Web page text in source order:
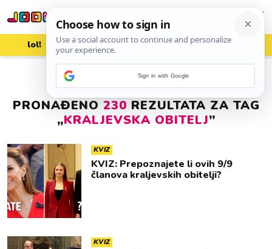
lol! aww vrh! woot?!
PRONAĐENO 230 REZULTATA ZA TAG
„KRALJEVSKA OBITELJ”
KVIZ
KVIZ: Prepoznajete li ovih 9/9
članova kraljevskih obitelji?
KVIZ
Sign in with Google